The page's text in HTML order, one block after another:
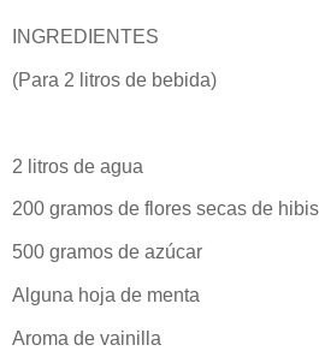
INGREDIENTES
(Para 2 litros de bebida)
2 litros de agua
200 gramos de flores secas de
500 gramos de azúcar
Alguna hoja de menta
Aroma de vainilla